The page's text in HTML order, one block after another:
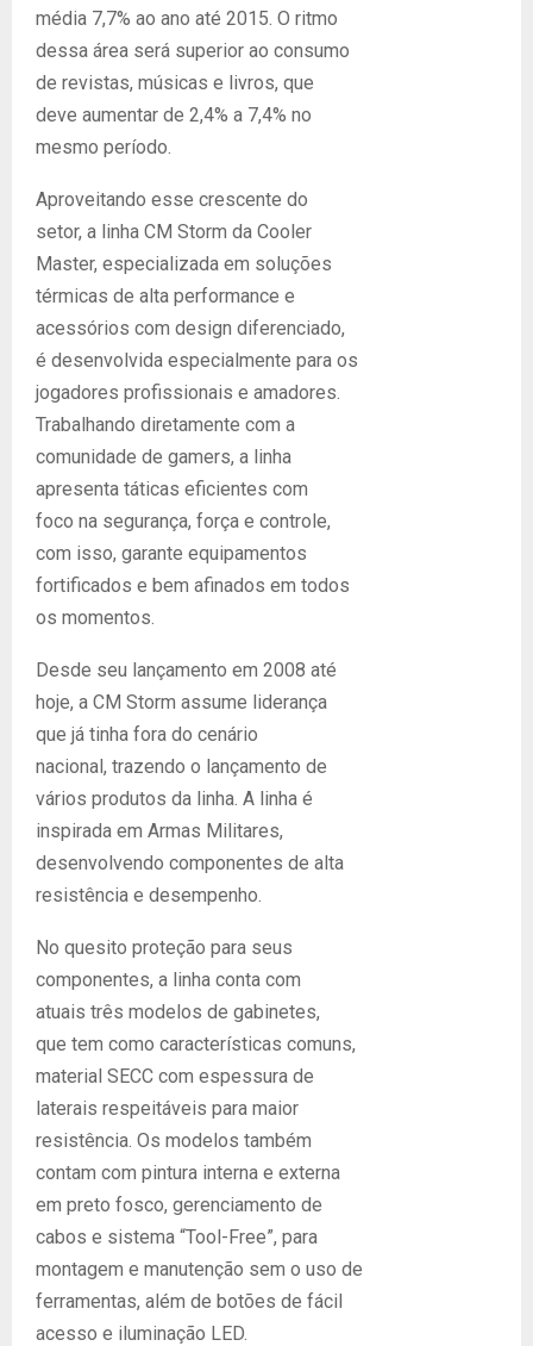
média 7,7% ao ano até 2015. O ritmo
dessa área será superior ao consumo
de revistas, músicas e livros, que
deve aumentar de 2,4% a 7,4% no
mesmo período.
Aproveitando esse crescente do
setor, a linha CM Storm da Cooler
Master, especializada em soluções
térmicas de alta performance e
acessórios com design diferenciado,
é desenvolvida especialmente para os
jogadores profissionais e amadores.
Trabalhando diretamente com a
comunidade de gamers, a linha
apresenta táticas eficientes com
foco na segurança, força e controle,
com isso, garante equipamentos
fortificados e bem afinados em todos
os momentos.
Desde seu lançamento em 2008 até
hoje, a CM Storm assume liderança
que já tinha fora do cenário
nacional, trazendo o lançamento de
vários produtos da linha. A linha é
inspirada em Armas Militares,
desenvolvendo componentes de alta
resistência e desempenho.
No quesito proteção para seus
componentes, a linha conta com
atuais três modelos de gabinetes,
que tem como características comuns,
material SECC com espessura de
laterais respeitáveis para maior
resistência. Os modelos também
contam com pintura interna e externa
em preto fosco, gerenciamento de
cabos e sistema “Tool-Free”, para
montagem e manutenção sem o uso de
ferramentas, além de botões de fácil
acesso e iluminação LED.